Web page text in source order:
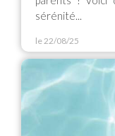
sérénité...
le 22/08/25